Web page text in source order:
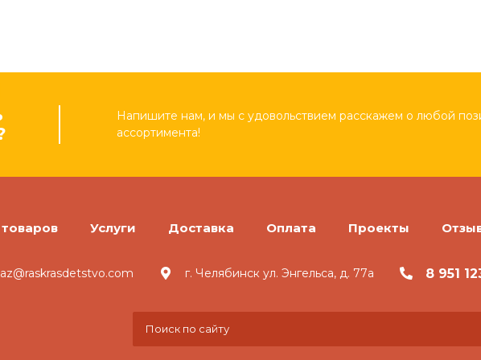
Напишите нам, и мы с удовольствием расскажем о любой
ассортимента!
Услуги Доставка Оплата Проекты
г. Челябинск ул. Энгельса, д. 77а 8 951